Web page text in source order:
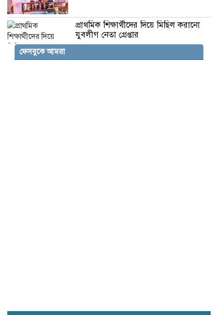
প্রাথমিক শিক্ষার্থীদের দিয়ে মিছিল করানো
যুবলীগ নেতা গ্রেপ্তার
ফেসবুকে আমরা